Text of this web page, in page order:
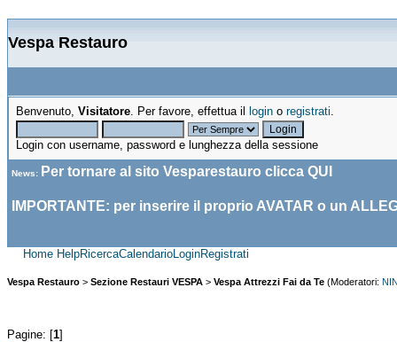
Vespa Restauro
Benvenuto, Visitatore. Per favore, effettua il login o registrati.
Login con username, password e lunghezza della sessione
News: Per tornare al sito Vesparestauro clicca QUI
IMPORTANTE: per inserire il proprio AVATAR o un
Home HelpRicercaCalendarioLoginRegistrati
Vespa Restauro > Sezione Restauri VESPA > Vespa Attrezzi Fai da Te (Moderatori:
Pagine: [1]